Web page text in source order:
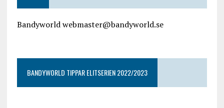
Bandyworld webmaster@bandyworld.se
BANDYWORLD TIPPAR ELITSERIEN 2022/2023